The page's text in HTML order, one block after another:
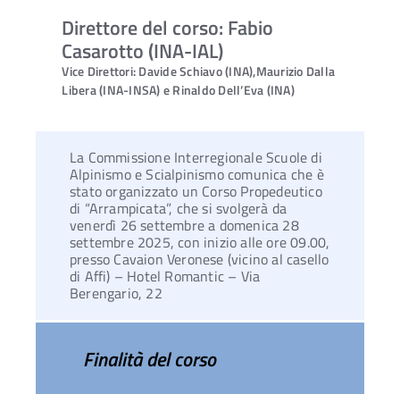
Direttore del corso: Fabio
Casarotto (INA-IAL)
Vice Direttori: Davide Schiavo (INA),Maurizio Dalla
Libera (INA-INSA) e Rinaldo Dell’Eva (INA)
La Commissione Interregionale Scuole di
Alpinismo e Scialpinismo comunica che è
stato organizzato un Corso Propedeutico
di “Arrampicata”, che si svolgerà da
venerdì 26 settembre a domenica 28
settembre 2025, con inizio alle ore 09.00,
presso Cavaion Veronese (vicino al casello
di Affi) – Hotel Romantic – Via
Berengario, 22
Finalità del corso